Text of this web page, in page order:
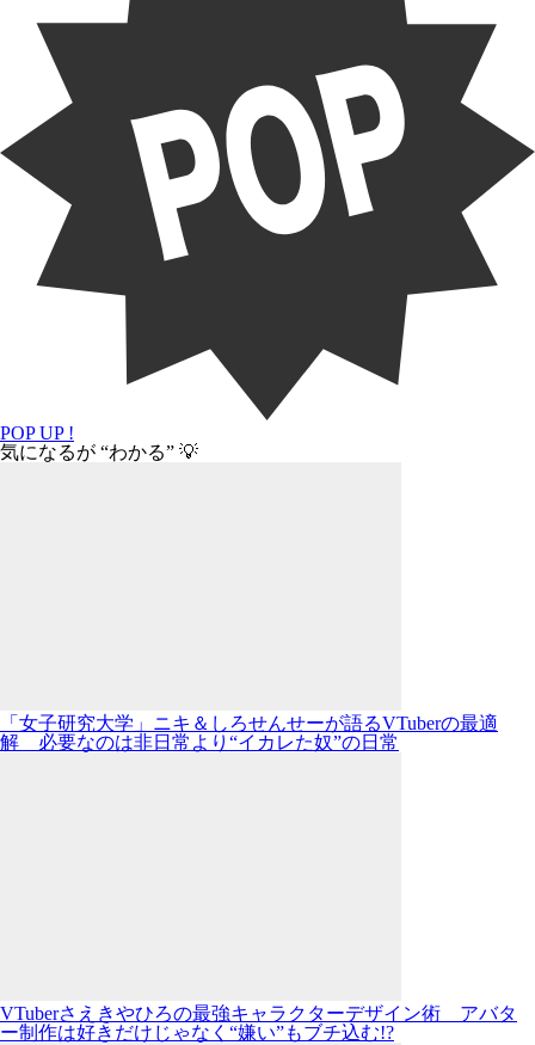
POP UP !
気になるが “わかる” 💡
「女子研究大学」ニキ＆しろせんせーが語るVTuberの最適
解 必要なのは非日常より“イカレた奴”の日常
VTuberさえきやひろの最強キャラクターデザイン術 アバタ
ー制作は好きだけじゃなく“嫌い”もブチ込む!?